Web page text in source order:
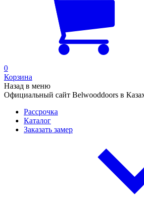
0
Корзина
Назад в меню
Официальный сайт Belwooddoors в
Рассрочка
Каталог
Заказать замер